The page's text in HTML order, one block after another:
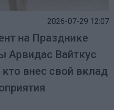
2026-07-29 12:07
на Празднике
Арвидас Вайткус
внес свой вклад